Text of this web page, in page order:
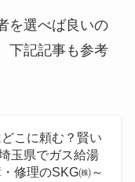
を選べば良いの
下記記事も参考
こに頼む？賢い
玉県でガス給湯
修理のSKG㈱～